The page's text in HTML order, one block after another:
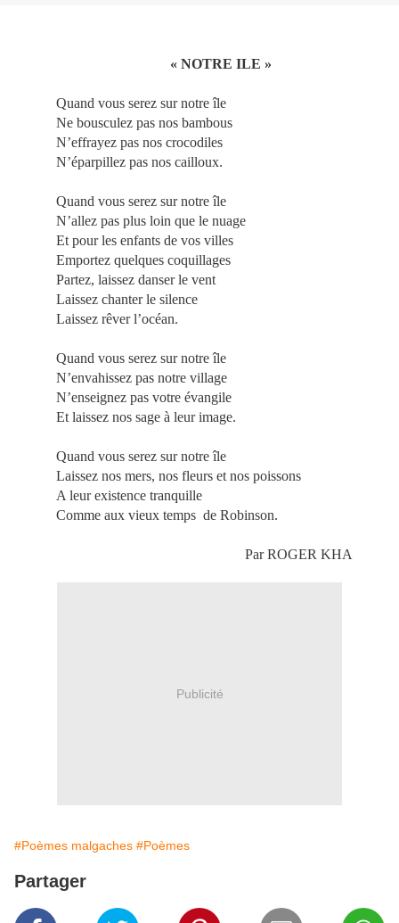
« NOTRE ILE »
Quand vous serez sur notre île
Ne bousculez pas nos bambous
N’effrayez pas nos crocodiles
N’éparpillez pas nos cailloux.
Quand vous serez sur notre île
N’allez pas plus loin que le nuage
Et pour les enfants de vos villes
Emportez quelques coquillages
Partez, laissez danser le vent
Laissez chanter le silence
Laissez rêver l’océan.
Quand vous serez sur notre île
N’envahissez pas notre village
N’enseignez pas votre évangile
Et laissez nos sage à leur image.
Quand vous serez sur notre île
Laissez nos mers, nos fleurs et nos poissons
A leur existence tranquille
Comme aux vieux temps de Robinson.
Par ROGER KHA
Publicité
#Poèmes malgaches #Poèmes
Partager